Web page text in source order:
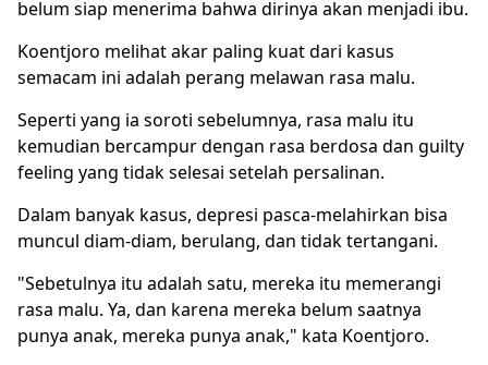
belum siap menerima bahwa dirinya akan menjadi ibu.
Koentjoro melihat akar paling kuat dari kasus
semacam ini adalah perang melawan rasa malu.
Seperti yang ia soroti sebelumnya, rasa malu itu
kemudian bercampur dengan rasa berdosa dan guilty
feeling yang tidak selesai setelah persalinan.
Dalam banyak kasus, depresi pasca-melahirkan bisa
muncul diam-diam, berulang, dan tidak tertangani.
"Sebetulnya itu adalah satu, mereka itu memerangi
rasa malu. Ya, dan karena mereka belum saatnya
punya anak, mereka punya anak," kata Koentjoro.